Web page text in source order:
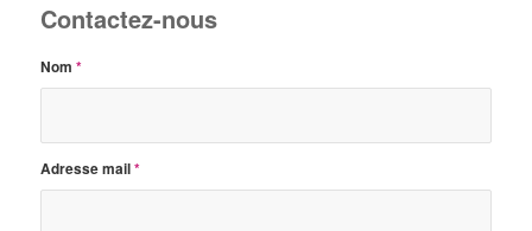
Contactez-nous
Nom *
Adresse mail*